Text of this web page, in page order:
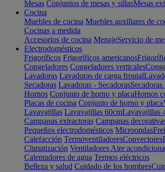
Mesas Conjuntos de mesas y sillasMesas
Cocina
Muebles de cocina Muebles auxiliares de
Cocinas a medida
Accesorios de cocina MenajeServicio de
Electrodomésticos
Frigoríficos Frigoríficos americanos
Congeladores Congeladores verticales
Lavadoras Lavadoras de carga frontal
Secadoras Lavadoras - Secadoras
Hornos Conjunto de horno y placaHornos
Placas de cocina Conjunto de horno y placa
Lavavajillas Lavavajillas 60cmLavavajillas
Campanas extractoras Campanas
Pequeños electrodomésticos Microondas
Calefacción TermoventiladoresConvectores
Climatización Ventiladores Aire
Calentadores de agua Termos eléctricos
Belleza y salud Cuidado de los hombres